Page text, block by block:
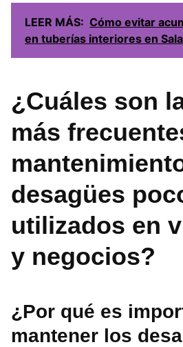
LEER MÁS: Cómo evitar
en tuberías interiores en
¿Cuáles son
más
desagües
utilizados en
y negocios?
¿Por qué es
mantener los